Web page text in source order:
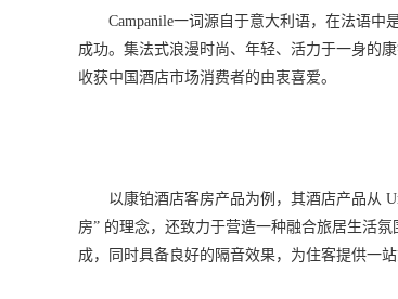
Campanile一词源自于意大利语，在法语
成功。集法式浪漫时尚、年轻、活力于一身的
收获中国酒店市场消费者的由衷喜爱。
以康铂酒店客房产品为例，其酒店产品从
房” 的理念，还致力于营造一种融合旅居生活
成，同时具备良好的隔音效果，为住客提供一